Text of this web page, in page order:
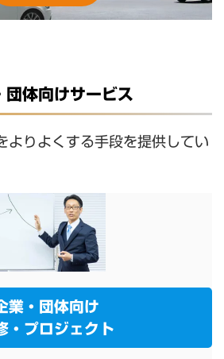
団体向けサービス
よりよくする手段を提供してい
業・団体向け
・プロジェクト